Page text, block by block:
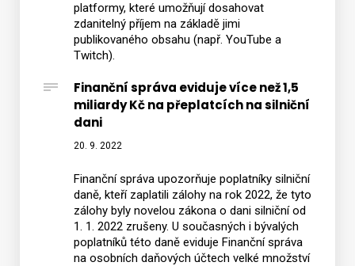
platformy, které umožňují dosahovat
zdanitelný příjem na základě jimi
publikovaného obsahu (např. YouTube a
Twitch).
Finanční správa eviduje více než 1,5
miliardy Kč na přeplatcích na silniční
dani
20. 9. 2022
Finanční správa upozorňuje poplatníky silniční
daně, kteří zaplatili zálohy na rok 2022, že tyto
zálohy byly novelou zákona o dani silniční od
1. 1. 2022 zrušeny. U současných i bývalých
poplatníků této daně eviduje Finanční správa
na osobních daňových účtech velké množství